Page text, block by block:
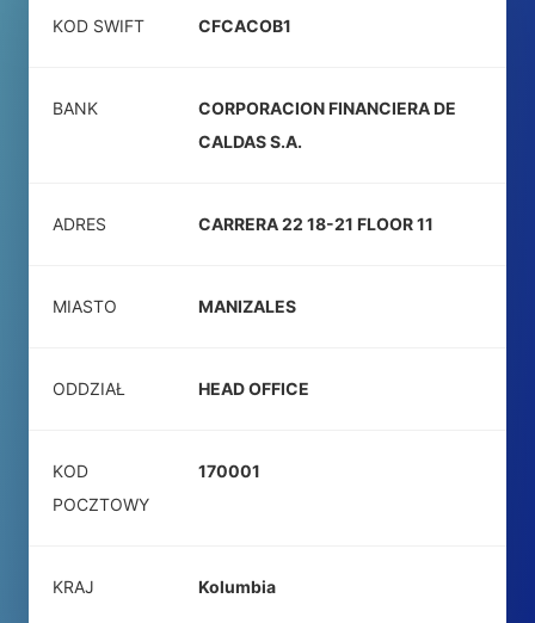
KOD SWIFT CFCACOB1
BANK
CORPORACION FINANCIERA DE
CALDAS S.A.
ADRES CARRERA 22 18-21 FLOOR 11
MIASTO MANIZALES
ODDZIAŁ HEAD OFFICE
KOD
POCZTOWY
170001
KRAJ Kolumbia